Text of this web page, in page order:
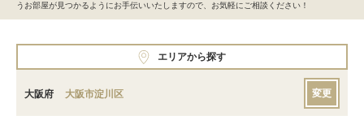
うお部屋が見つかるようにお手伝いいたしますので、お気軽にご相談ください！
エリアから探す
大阪府 大阪市淀川区 変更